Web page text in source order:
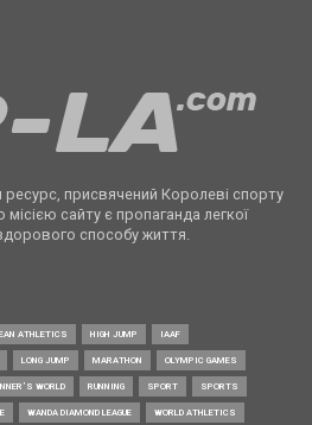
присвячений Королеві спорту
місією сайту є пропаганда легкої
способу життя.
ATHLETICS HIGH JUMP IAAF
LONG JUMP MARATHON OLYMPIC GAMES
WORLD RUNNING SPORT SPORTS
WANDA DIAMOND LEAGUE WORLD ATHLETICS